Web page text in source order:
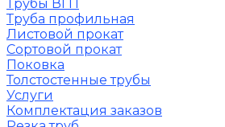
Трубы ВГП
Труба профильная
Листовой прокат
Сортовой прокат
Поковка
Толстостенные трубы
Услуги
Комплектация заказов